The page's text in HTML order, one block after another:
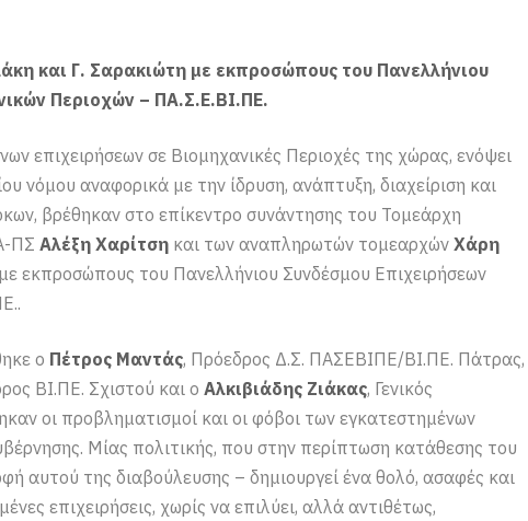
και Γ. Σαρακιώτη με εκπροσώπους του Πανελλήνιου
Περιοχών – ΠΑ.Σ.Ε.ΒΙ.ΠΕ.
επιχειρήσεων σε Βιομηχανικές Περιοχές της χώρας, ενόψει
νόμου αναφορικά με την ίδρυση, ανάπτυξη, διαχείριση και
βρέθηκαν στο επίκεντρο συνάντησης του Τομεάρχη
ΠΣ Αλέξη Χαρίτση και των αναπληρωτών τομεαρχών Χάρη
εκπροσώπους του Πανελλήνιου Συνδέσμου Επιχειρήσεων
ο Πέτρος Μαντάς, Πρόεδρος Δ.Σ. ΠΑΣΕΒΙΠΕ/ΒΙ.ΠΕ. Πάτρας,
ΒΙ.ΠΕ. Σχιστού και ο Αλκιβιάδης Ζιάκας, Γενικός
οι προβληματισμοί και οι φόβοι των εγκατεστημένων
Μίας πολιτικής, που στην περίπτωση κατάθεσης του
αυτού της διαβούλευσης – δημιουργεί ένα θολό, ασαφές και
επιχειρήσεις, χωρίς να επιλύει, αλλά αντιθέτως,